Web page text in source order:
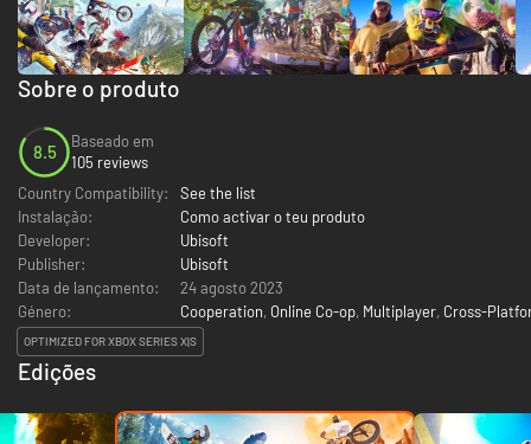
Sobre o produto
8.5
Baseado em
105 reviews
Country Compatibility:
See the list
Instalação:
Como activar o teu produto
Developer:
Ubisoft
Publisher:
Ubisoft
Data de lançamento:
24 agosto 2023
Género:
Cooperation, Online Co-op, Multiplayer, Cross-
OPTIMIZED FOR XBOX SERIES X|S
Edições